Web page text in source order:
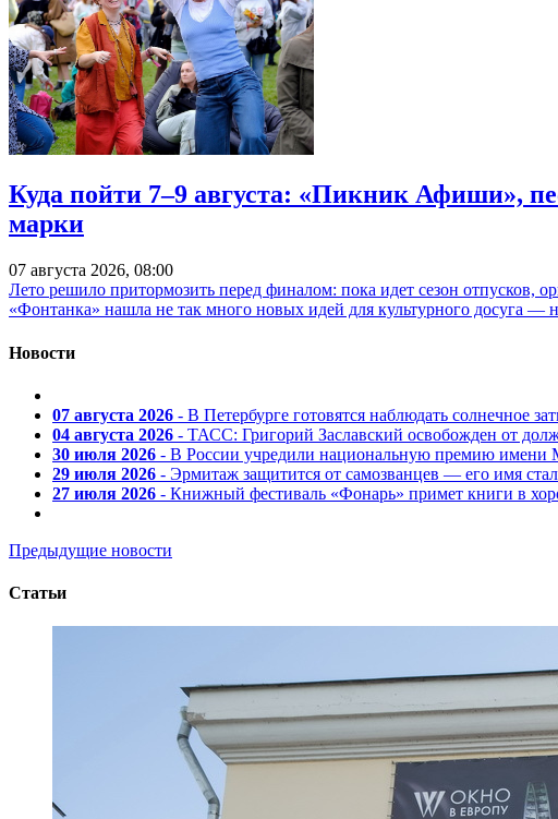
Куда пойти 7–9 августа: «Пикник Афиши»,
марки
07 августа 2026, 08:00
Лето решило притормозить перед финалом: пока идет сезон отпусков,
«Фонтанка» нашла не так много новых идей для культурного досуга
Новости
07 августа 2026 - В Петербурге готовятся наблюдать солнечное
04 августа 2026 - ТАСС: Григорий Заславский освобожден от
30 июля 2026 - В России учредили национальную премию имени
29 июля 2026 - Эрмитаж защитится от самозванцев — его имя
27 июля 2026 - Книжный фестиваль «Фонарь» примет книги в
Предыдущие новости
Статьи